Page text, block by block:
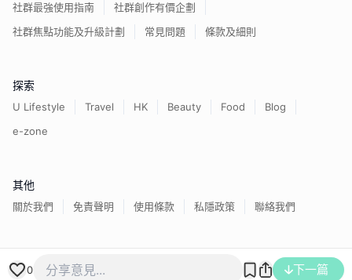
0 下一篇
社群最強使用指南
社群創作有價企劃
社群焦點功能及升級計劃
常見問題 條款及細則
探索
U Lifestyle Travel HK Beauty Food
Blog
e-zone
其他
關於我們 免責聲明 使用條款 私隱政策 聯絡我們
香港經濟日報版權所有©